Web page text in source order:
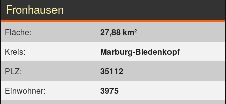
Fronhausen
Fläche:
27,88 km²
Kreis:
Marburg-Biedenkopf
PLZ:
35112
Einwohner:
3975